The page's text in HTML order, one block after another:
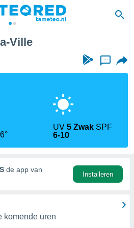
Ville
...
UV5 Zwak SPF
6-10
de app van
Installeren
komende uren